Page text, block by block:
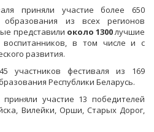
приняли участие более 650
из всех регионов
представили около 1300лучшие
воспитанников, в том числе и с
развития.
участников фестиваля из 169
Республики Беларусь.
участие 13 победителей
Вилейки, Орши, Старых Дорог,